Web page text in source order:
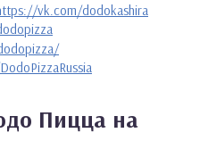
vk.com/dodokashira
Пицца на